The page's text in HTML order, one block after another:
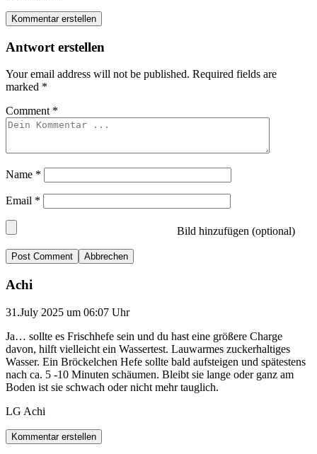
Kommentar erstellen
Antwort erstellen
Your email address will not be published. Required fields are
marked *
Comment *
Name *
Email *
Bild hinzufügen (optional)
Abbrechen
Achi
31.July 2025 um 06:07 Uhr
Ja… sollte es Frischhefe sein und du hast eine größere Charge
davon, hilft vielleicht ein Wassertest. Lauwarmes zuckerhaltiges
Wasser. Ein Bröckelchen Hefe sollte bald aufsteigen und spätestens
nach ca. 5 -10 Minuten schäumen. Bleibt sie lange oder ganz am
Boden ist sie schwach oder nicht mehr tauglich.
LG Achi
Kommentar erstellen